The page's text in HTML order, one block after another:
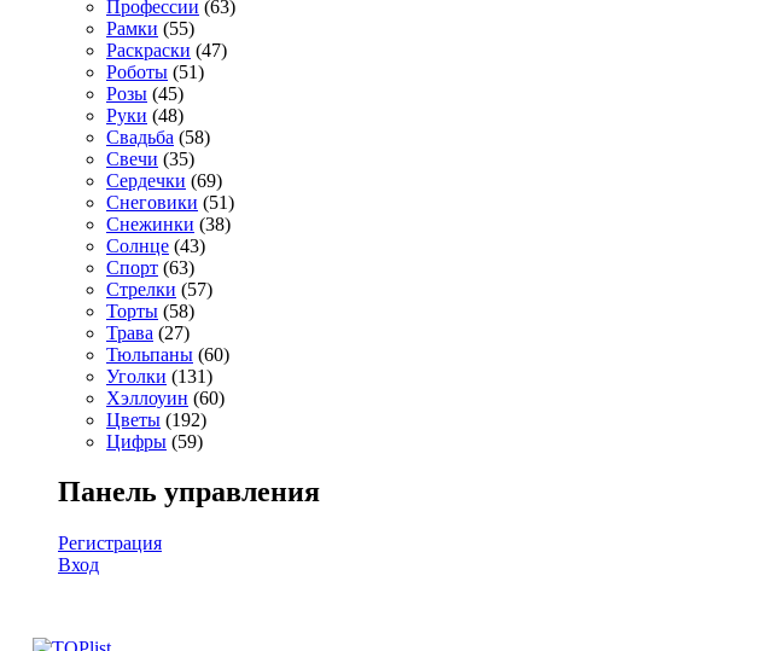
Профессии (63)
Рамки (55)
Раскраски (47)
Роботы (51)
Розы (45)
Руки (48)
Свадьба (58)
Свечи (35)
Сердечки (69)
Снеговики (51)
Снежинки (38)
Солнце (43)
Спорт (63)
Стрелки (57)
Торты (58)
Трава (27)
Тюльпаны (60)
Уголки (131)
Хэллоуин (60)
Цветы (192)
Цифры (59)
Панель управления
Регистрация
Вход